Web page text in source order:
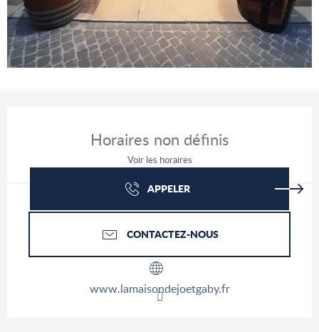
Horaires non définis
Voir les horaires
APPELER
CONTACTEZ-NOUS
www.lamaisondejoetgaby.fr